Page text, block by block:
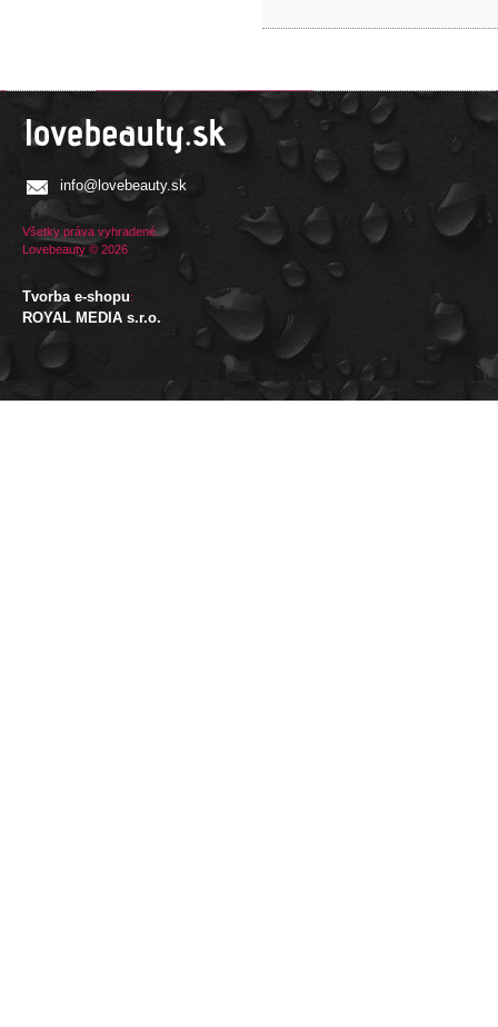
info@lovebeauty.sk
Všetky práva vyhradené.
Lovebeauty © 2026
Tvorba e-shopu:
ROYAL MEDIA s.r.o.